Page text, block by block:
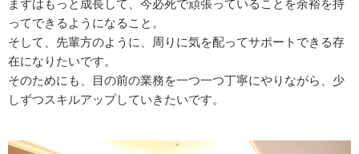
まずはもっと成長して、今必死で頑張っていることを余裕を持
ってできるようになること。
そして、先輩方のように、周りに気を配ってサポートできる存
在になりたいです。
そのためにも、目の前の業務を一つ一つ丁寧にやりながら、少
しずつスキルアップしていきたいです。